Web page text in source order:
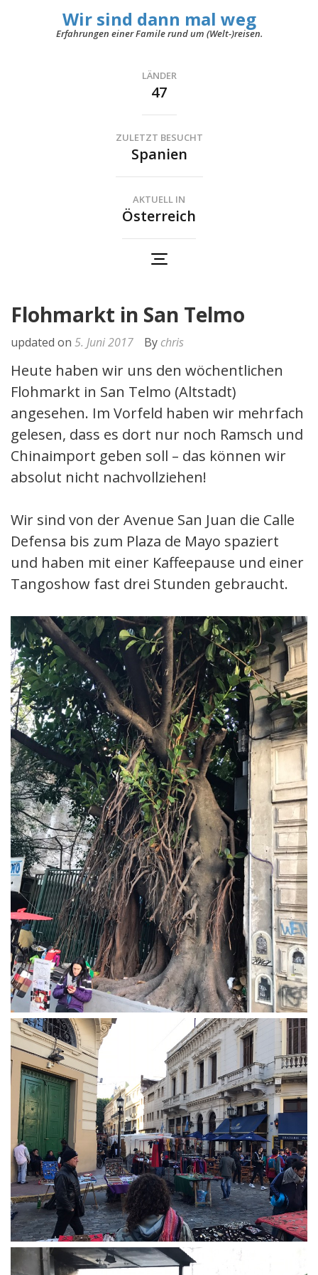
Wir sind dann mal weg
Erfahrungen einer Famile rund um (Welt-)reisen.
LÄNDER
47
ZULETZT BESUCHT
Spanien
AKTUELL IN
Österreich
Flohmarkt in San Telmo
updated on 5. Juni 2017 By chris
Heute haben wir uns den wöchentlichen
Flohmarkt in San Telmo (Altstadt)
angesehen. Im Vorfeld haben wir mehrfach
gelesen, dass es dort nur noch Ramsch und
Chinaimport geben soll – das können wir
absolut nicht nachvollziehen!
Wir sind von der Avenue San Juan die Calle
Defensa bis zum Plaza de Mayo spaziert
und haben mit einer Kaffeepause und einer
Tangoshow fast drei Stunden gebraucht.